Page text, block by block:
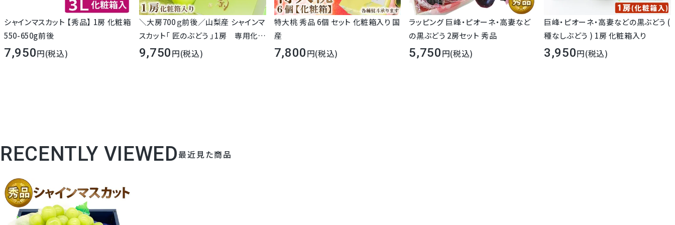
見た目も美しく、大粒。
種もなくて皮ごと食べられると、人気の
シャインマスカット 【秀品】 1房 化粧箱
550-650g前後
7,950 (税込)
＼大房700ｇ前後／山梨産 シャインマ
スカット「 匠のぶどう 」1房 専用化粧
箱入り
9,750 (税込)
特大桃 秀品 6個 セット 化粧箱入り 国
産
7,800 (税込)
ラッピング 巨峰・ピオーネ・高妻など
の黒ぶどう 2房セット 秀品
5,750 (税込)
巨峰・ピオーネ・高妻などの黒ぶどう (
種なしぶどう ) 1房 化粧箱入り
3,950 (税込)
RECENTLY VIEWED最近見た商品